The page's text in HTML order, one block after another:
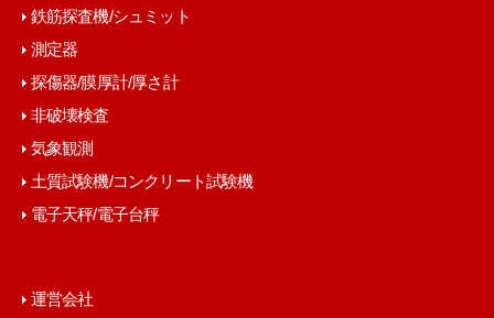
鉄筋探査機/シュミット
測定器
探傷器/膜厚計/厚さ計
非破壊検査
気象観測
土質試験機/コンクリート試験機
電子天秤/電子台秤
運営会社